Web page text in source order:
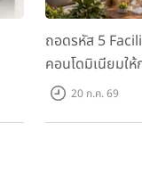
ถอดรหัส 5
คอนโดมิเนียมให้
ส่วนตัวกลางเมือง
20 ก.ค. 69